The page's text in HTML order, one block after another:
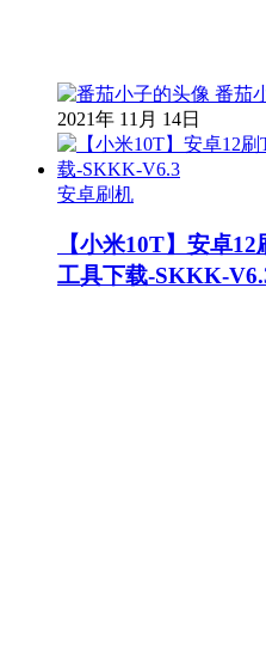
番茄
2021年 11月 14日
安卓刷机
【小米10T】安卓
工具下载-SKKK-